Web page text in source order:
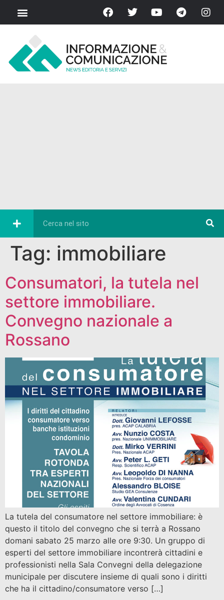
Tag: immobiliare
Consumatori, la tutela nel
settore immobiliare.
Convegno nazionale a
Rossano
La tutela del consumatore nel settore immobiliare: è
questo il titolo del convegno che si terrà a Rossano
domani sabato 25 marzo alle ore 9:30. Un gruppo di
esperti del settore immobiliare incontrerà cittadini e
professionisti nella Sala Convegni della delegazione
municipale per discutere insieme di quali sono i diritti
che ha il cittadino/consumatore verso […]